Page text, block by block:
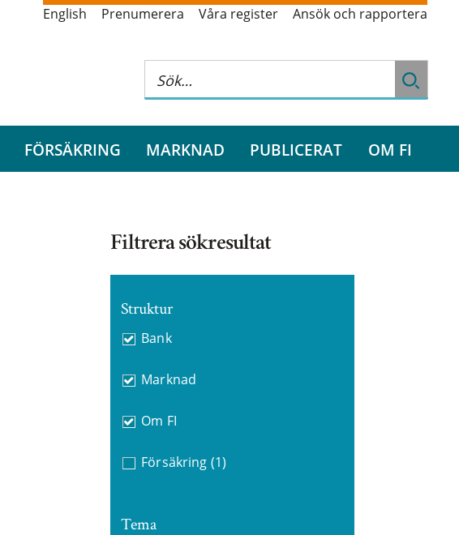
English Prenumerera Våra register Ansök och rapportera
FÖRSÄKRING MARKNAD PUBLICERAT OM FI
Filtrera sökresultat
Struktur
Bank
Marknad
Om FI
Försäkring (1)
Tema